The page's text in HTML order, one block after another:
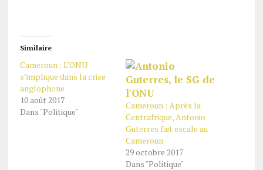
Similaire
Cameroun : L’ONU
s’implique dans la crise
anglophone
10 août 2017
Dans "Politique"
Cameroun : Après la
Centrafrique, Antonio
Guterres fait escale au
Cameroun
29 octobre 2017
Dans "Politique"